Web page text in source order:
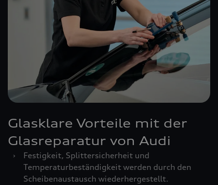
Glasklare Vorteile mit der
Glasreparatur von Audi
›
Festigkeit, Splittersicherheit und
Temperaturbeständigkeit werden durch den
Scheibenaustausch wiederhergestellt.